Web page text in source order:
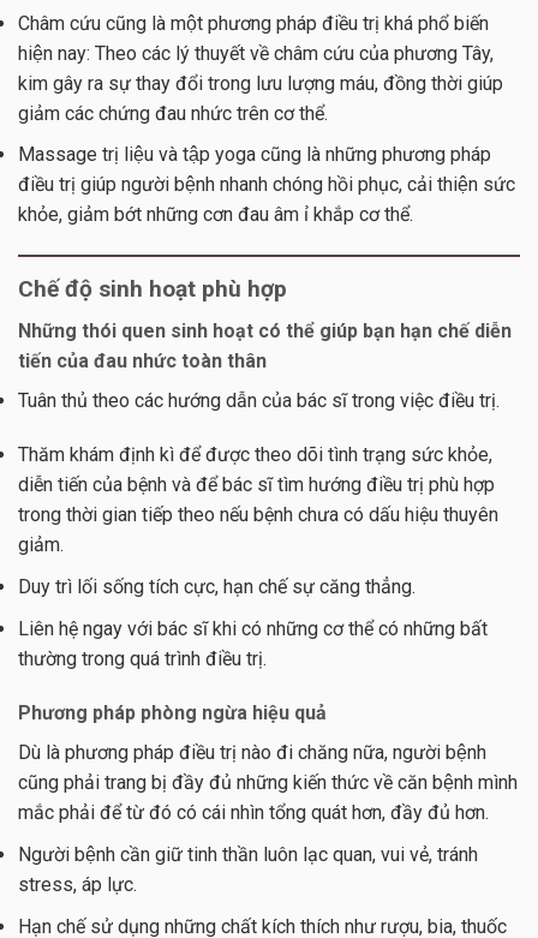
Châm cứu cũng là một phương pháp điều trị khá phổ biến
hiện nay: Theo các lý thuyết về châm cứu của phương Tây,
kim gây ra sự thay đổi trong lưu lượng máu, đồng thời giúp
giảm các chứng đau nhức trên cơ thể.
Massage trị liệu và tập yoga cũng là những phương pháp
điều trị giúp người bệnh nhanh chóng hồi phục, cải thiện sức
khỏe, giảm bớt những cơn đau âm ỉ khắp cơ thể.
Chế độ sinh hoạt phù hợp
Những thói quen sinh hoạt có thể giúp bạn hạn chế diễn
tiến của đau nhức toàn thân
Tuân thủ theo các hướng dẫn của bác sĩ trong việc điều trị.
Thăm khám định kì để được theo dõi tình trạng sức khỏe,
diễn tiến của bệnh và để bác sĩ tìm hướng điều trị phù hợp
trong thời gian tiếp theo nếu bệnh chưa có dấu hiệu thuyên
giảm.
Duy trì lối sống tích cực, hạn chế sự căng thẳng.
Liên hệ ngay với bác sĩ khi có những cơ thể có những bất
thường trong quá trình điều trị.
Phương pháp phòng ngừa hiệu quả
Dù là phương pháp điều trị nào đi chăng nữa, người bệnh
cũng phải trang bị đầy đủ những kiến thức về căn bệnh mình
mắc phải để từ đó có cái nhìn tổng quát hơn, đầy đủ hơn.
Người bệnh cần giữ tinh thần luôn lạc quan, vui vẻ, tránh
stress, áp lực.
Hạn chế sử dụng những chất kích thích như rượu, bia, thuốc